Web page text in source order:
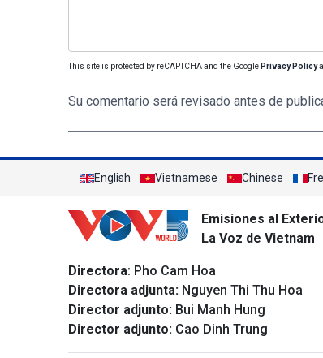
This site is protected by reCAPTCHA and the Google Privacy Policy
Su comentario será revisado antes de
English Vietnamese Chinese
Emisiones al
La Voz de Vietnam
Directora: Pho Cam Hoa
Directora adjunta: Nguyen Thi Thu Hoa
Director adjunto: Bui Manh Hung
Director adjunto: Cao Dinh Trung